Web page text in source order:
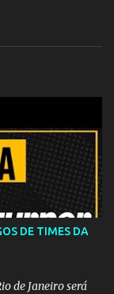
DE TIMES DA
de Janeiro será